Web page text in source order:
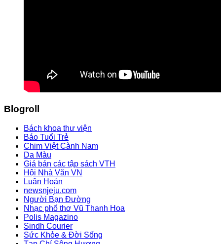
Blogroll
Bách khoa thư viện
Báo Tuổi Trẻ
Chim Việt Cành Nam
Da Màu
Giá bán các tập sách VTH
Hội Nhà Văn VN
Luân Hoán
newsnjeju.com
Người Bạn Đường
Nhạc phổ thơ Vũ Thanh Hoa
Polis Magazino
Sindh Courier
Sức Khỏe & Đời Sống